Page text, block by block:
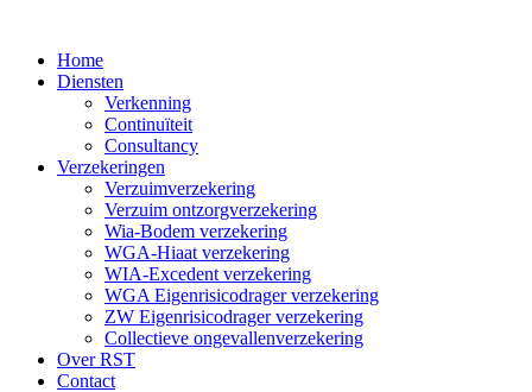
inhoud
Home
Diensten
Verkenning
Continuïteit
Consultancy
Verzekeringen
Verzuimverzekering
Verzuim ontzorgverzekering
Wia-Bodem verzekering
WGA-Hiaat verzekering
WIA-Excedent verzekering
WGA Eigenrisicodrager verzekering
ZW Eigenrisicodrager verzekering
Collectieve ongevallenverzekering
Over RST
Contact